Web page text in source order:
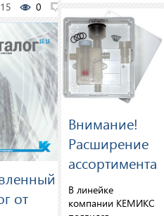
0
от
Внимание!
Расширение
ассортимента
В линейке
компании КЕМИКС